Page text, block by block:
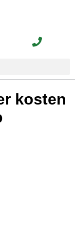
kosten